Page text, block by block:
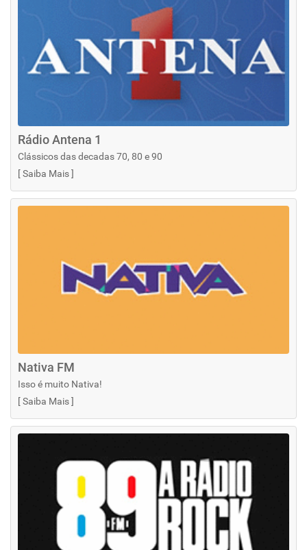
Rádio Antena 1
Clássicos das decadas 70, 80 e 90
[Saiba Mais]
Nativa FM
Isso é muito Nativa!
[Saiba Mais]